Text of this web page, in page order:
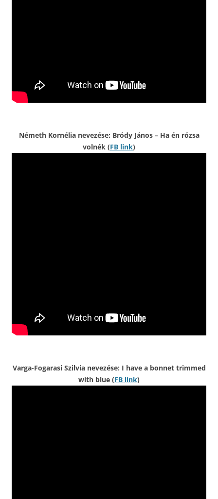
Németh Kornélia nevezése: Bródy János – Ha én rózsa
volnék (FB link)
Varga-Fogarasi Szilvia nevezése: I have a bonnet trimmed
with blue (FB link)